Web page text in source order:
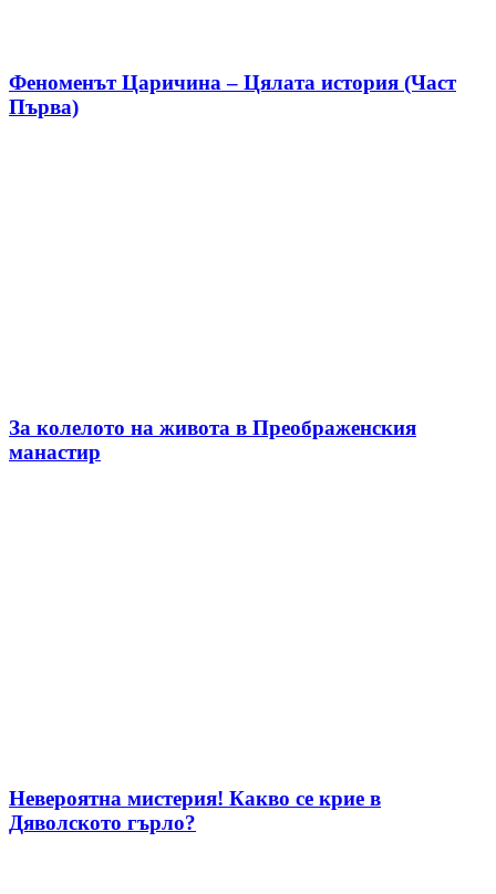
Феноменът Царичина – Цялата история (Част
Първа)
За колелото на живота в Преображенския
манастир
Невероятна мистерия! Какво се крие в
Дяволското гърло?